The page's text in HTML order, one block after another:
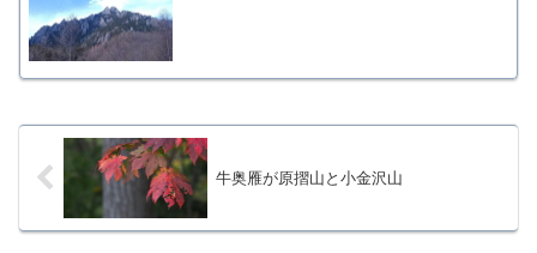
牛奥雁が原摺山と小金沢山